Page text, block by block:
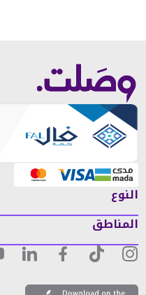
النوع
المناطق